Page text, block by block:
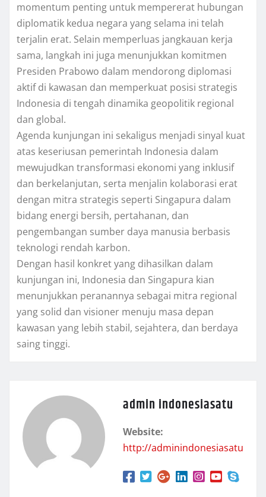
momentum penting untuk mempererat hubungan
diplomatik kedua negara yang selama ini telah
terjalin erat. Selain memperluas jangkauan kerja
sama, langkah ini juga menunjukkan komitmen
Presiden Prabowo dalam mendorong diplomasi
aktif di kawasan dan memperkuat posisi strategis
Indonesia di tengah dinamika geopolitik regional
dan global.
Agenda kunjungan ini sekaligus menjadi sinyal kuat
atas keseriusan pemerintah Indonesia dalam
mewujudkan transformasi ekonomi yang inklusif
dan berkelanjutan, serta menjalin kolaborasi erat
dengan mitra strategis seperti Singapura dalam
bidang energi bersih, pertahanan, dan
pengembangan sumber daya manusia berbasis
teknologi rendah karbon.
Dengan hasil konkret yang dihasilkan dalam
kunjungan ini, Indonesia dan Singapura kian
menunjukkan peranannya sebagai mitra regional
yang solid dan visioner menuju masa depan
kawasan yang lebih stabil, sejahtera, dan berdaya
saing tinggi.
admin indonesiasatu
Website:
http://adminindonesiasatu